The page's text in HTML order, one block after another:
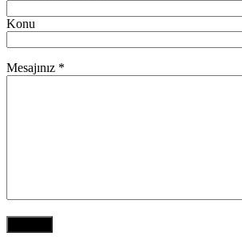
Konu
Mesajınız *